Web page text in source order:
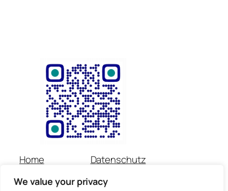
We value your privacy
Home
Veranstaltungen
Datenschutz
Kontakt